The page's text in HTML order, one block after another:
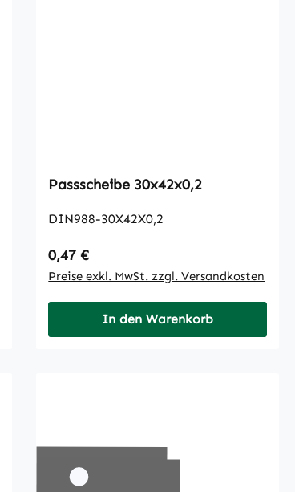
Passscheibe 30x42x0,2
DIN988-30X42X0,2
Regulärer Preis:
0,47 €
Preise exkl. MwSt. zzgl. Versandkosten
In den Warenkorb